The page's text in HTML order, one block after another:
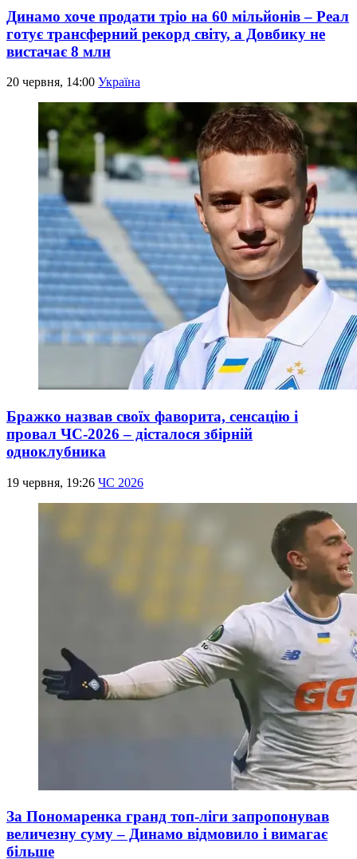
Динамо хоче продати тріо на 60 мільйонів – Реал
готує трансферний рекорд світу, а Довбику не
вистачає 8 млн
20 червня, 14:00 Україна
Бражко назвав своїх фаворита, сенсацію і
провал ЧС-2026 – дісталося збірній
одноклубника
19 червня, 19:26 ЧС 2026
За Пономаренка гранд топ-ліги запропонував
величезну суму – Динамо відмовило і вимагає
більше